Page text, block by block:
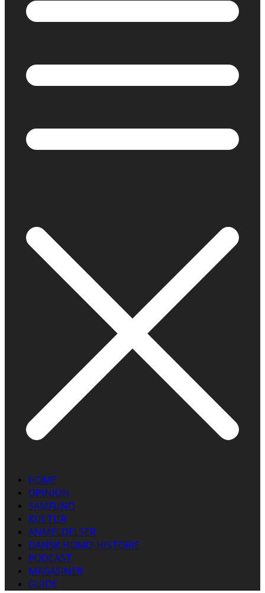
HOME
OPINION
SAMFUND
KULTUR
ANMELDELSER
DANSK HOMO-HISTORIE
PODCAST
MAGASINER
GUIDE